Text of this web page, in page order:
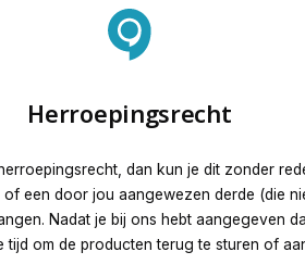
Herroepingsrecht
Herroepingsrecht
dan kun je dit zonder
een door jou aangewezen derde (die
Nadat je bij ons hebt aangegeven
tijd om de producten terug te sturen of